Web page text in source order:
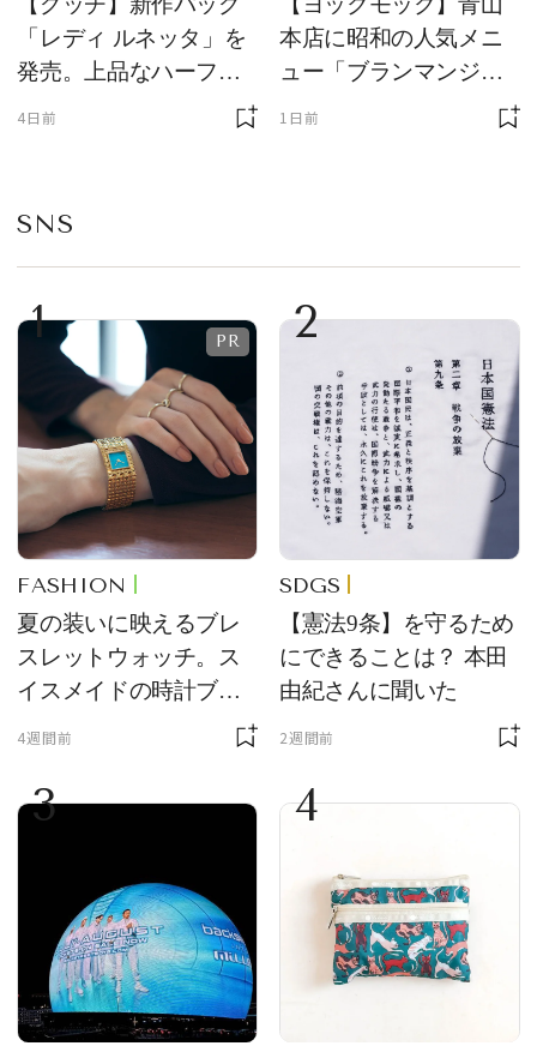
「レディ ルネッタ」を
発売。上品なハーフム
ーン型がスタイリング
4日前
本店に昭和の人気メニ
ュー「ブランマンジ
ェ」「ダックワーズ」
1日前
SNS
1
FASHION
夏の装いに映えるブレ
スレットウォッチ。ス
イスメイドの時計ブラ
ンド【フレデリック・
をレビュー。【それい
け！ 良品ハンター】
4週間前
2
SDGS
【憲法9条】を守るため
にできることは？ 本田
由紀さんに聞いた
2週間前
3 4